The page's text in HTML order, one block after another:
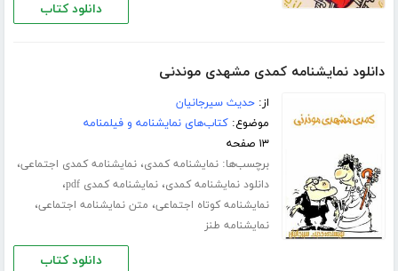
دانلود کتاب
دانلود نمایشنامه کمدی مشهدی موندنی
از:حدیث سیرجانیان
موضوع:کتاب‌های نمایشنامه و فیلمنامه
۱۳ صفحه
برچسب‌ها:نمایشنامه کمدی،نمایشنامه کمدی اجتماعی،
دانلود نمایشنامه کمدی،نمایشنامه کمدی pdf ،
نمایشنامه کوتاه اجتماعی، متن نمایشنامه اجتماعی،
نمایشنامه طنز
دانلود کتاب